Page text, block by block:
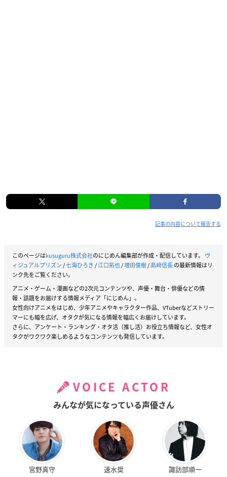
記事の内容について報告する
このページはkusuguru株式会社のにじめん編集部が作成・配信しています。 ヴ
ィジュアルプリズン/七海ひろき/江口拓也/増田俊樹/島﨑信長の最新情報はリ
ンク先をご覧ください。
アニメ・ゲーム・漫画などの2次元コンテンツや、声優・舞台・俳優などの情
報・話題をお届けする情報メディア「にじめん」。
女性向けアニメをはじめ、少年アニメやキャラクター作品、VTuberなどストリー
マーにも幅を広げ、オタクが気になる情報を幅広くお届けしています。
さらに、アンケート・ランキング・オタ活（推し活）お役立ち情報など、女性オ
タクがワクワク楽しめるようなコンテンツも発信しています。
VOICE ACTOR
みんなが気になっている声優さん
宮野真守 速水奨 諏訪部順一